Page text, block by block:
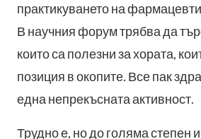
практикуването на
В научния форум трябва да
които са полезни за хората,
позиция в окопите. Все пак
една непрекъсната активност.
Трудно е, но до голяма степен